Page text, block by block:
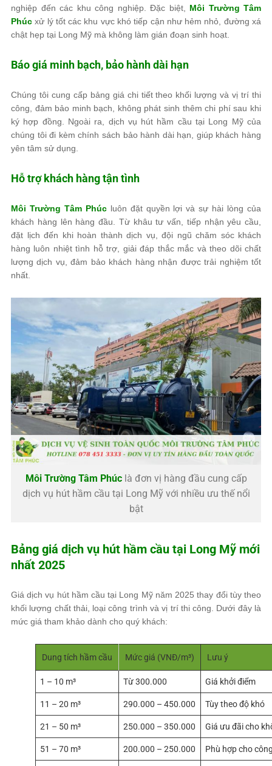
nghiệp đến các khu công nghiệp. Đặc biệt, Môi Trường Tâm
Phúc xử lý tốt các khu vực khó tiếp cận như hẻm nhỏ, đường xá
chật hẹp tại Long Mỹ mà không làm gián đoạn sinh hoạt.
Báo giá minh bạch, bảo hành dài hạn
Chúng tôi cung cấp bảng giá chi tiết theo khối lượng và vị trí thi
công, đảm bảo minh bạch, không phát sinh thêm chi phí sau khi
ký hợp đồng. Ngoài ra, dịch vụ hút hầm cầu tại Long Mỹ của
chúng tôi đi kèm chính sách bảo hành dài hạn, giúp khách hàng
yên tâm sử dụng.
Hỗ trợ khách hàng tận tình
Môi Trường Tâm Phúcluôn đặt quyền lợi và sự hài lòng của
khách hàng lên hàng đầu. Từ khâu tư vấn, tiếp nhận yêu cầu,
đặt lịch đến khi hoàn thành dịch vụ, đội ngũ chăm sóc khách
hàng luôn nhiệt tình hỗ trợ, giải đáp thắc mắc và theo dõi chất
lượng dịch vụ, đảm bảo khách hàng nhận được trải nghiệm tốt
nhất.
Môi Trường Tâm Phúclà đơn vị hàng đầu cung cấp
dịch vụ hút hầm cầu tại Long Mỹ với nhiều ưu thế nổi
bật
Bảng giá dịch vụ hút hầm cầu tại Long Mỹ mới
nhất 2025
Giá dịch vụ hút hầm cầu tại Long Mỹ năm 2025 thay đổi tùy theo
khối lượng chất thải, loại công trình và vị trí thi công. Dưới đây là
mức giá tham khảo dành cho quý khách:
Dung tích hầm cầu Mức giá (VNĐ/m³) Lưu ý
1 – 10 m³ Từ 300.000 Giá khởi điểm
11 – 20 m³ 290.000 – 450.000 Tùy theo độ khó
21 – 50 m³ 250.000 – 350.000 Giá ưu đãi cho
51 – 70 m³ 200.000 – 250.000 Phù hợp cho